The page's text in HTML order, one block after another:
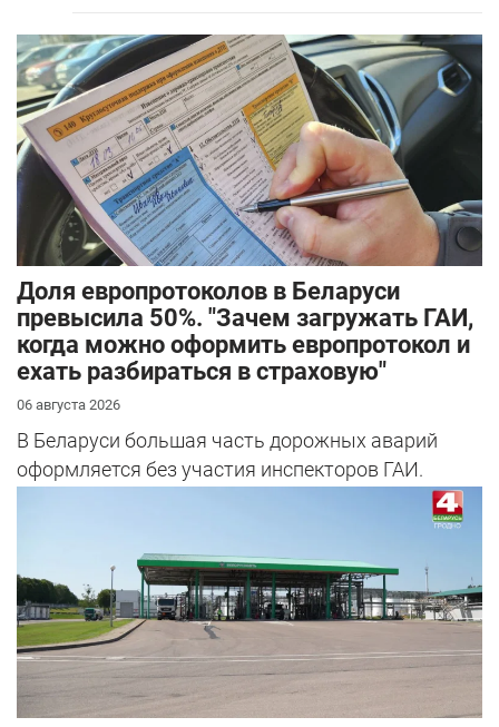
Доля европротоколов в Беларуси
превысила 50%. "Зачем загружать ГАИ,
когда можно оформить европротокол и
ехать разбираться в страховую"
06 августа 2026
В Беларуси большая часть дорожных аварий
оформляется без участия инспекторов ГАИ.